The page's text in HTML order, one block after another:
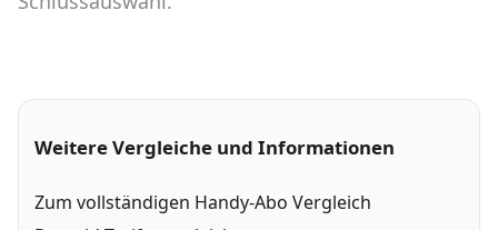
Weitere Vergleiche und Informationen
Zum vollständigen Handy-Abo Vergleich